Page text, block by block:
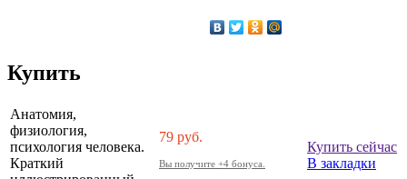
Купить
Анатомия,
физиология,
психология человека.
Краткий
79 руб.
Вы получите +4 бонуса.
Купить сейчас
В закладки